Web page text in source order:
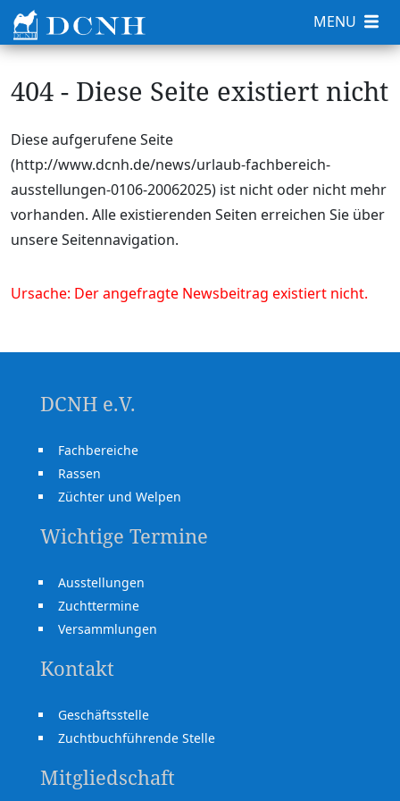
404 - Diese Seite existiert nicht
Diese aufgerufene Seite
(http://www.dcnh.de/news/urlaub-fachbereich-
ausstellungen-0106-20062025) ist nicht oder nicht mehr
vorhanden. Alle existierenden Seiten erreichen Sie über
unsere Seitennavigation.
Ursache: Der angefragte Newsbeitrag existiert nicht.
DCNH e.V.
Fachbereiche
Rassen
Züchter und Welpen
Wichtige Termine
Ausstellungen
Zuchttermine
Versammlungen
Kontakt
Geschäftsstelle
Zuchtbuchführende Stelle
Mitgliedschaft
MENU